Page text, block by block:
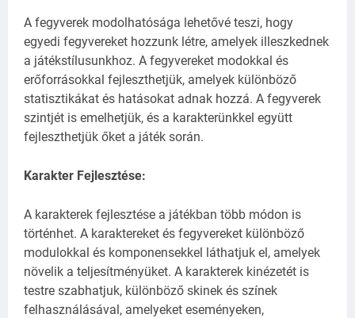
A fegyverek modolhatósága lehetővé teszi, hogy
egyedi fegyvereket hozzunk létre, amelyek illeszkednek
a játékstílusunkhoz. A fegyvereket modokkal és
erőforrásokkal fejleszthetjük, amelyek különböző
statisztikákat és hatásokat adnak hozzá. A fegyverek
szintjét is emelhetjük, és a karakterünkkel együtt
fejleszthetjük őket a játék során.
Karakter Fejlesztése:
A karakterek fejlesztése a játékban több módon is
történhet. A karaktereket és fegyvereket különböző
modulokkal és komponensekkel láthatjuk el, amelyek
növelik a teljesítményüket. A karakterek kinézetét is
testre szabhatjuk, különböző skinek és színek
felhasználásával, amelyeket eseményeken,